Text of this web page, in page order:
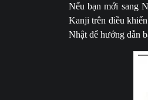
Nếu bạn mới sang
Kanji trên điều
Nhật để hướng dẫn